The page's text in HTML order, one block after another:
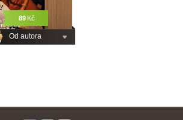
Od autora
89 Kč